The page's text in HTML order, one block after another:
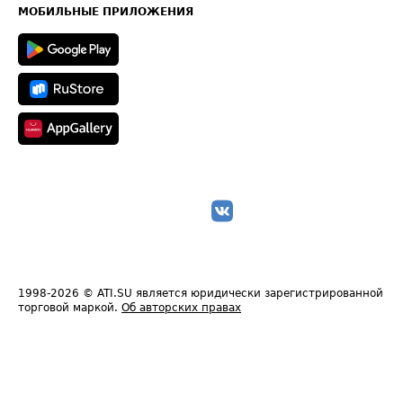
Техническая информация
МОБИЛЬНЫЕ ПРИЛОЖЕНИЯ
1998-2026 © ATI.SU является юридически зарегистрированной
торговой маркой. Об авторских правах